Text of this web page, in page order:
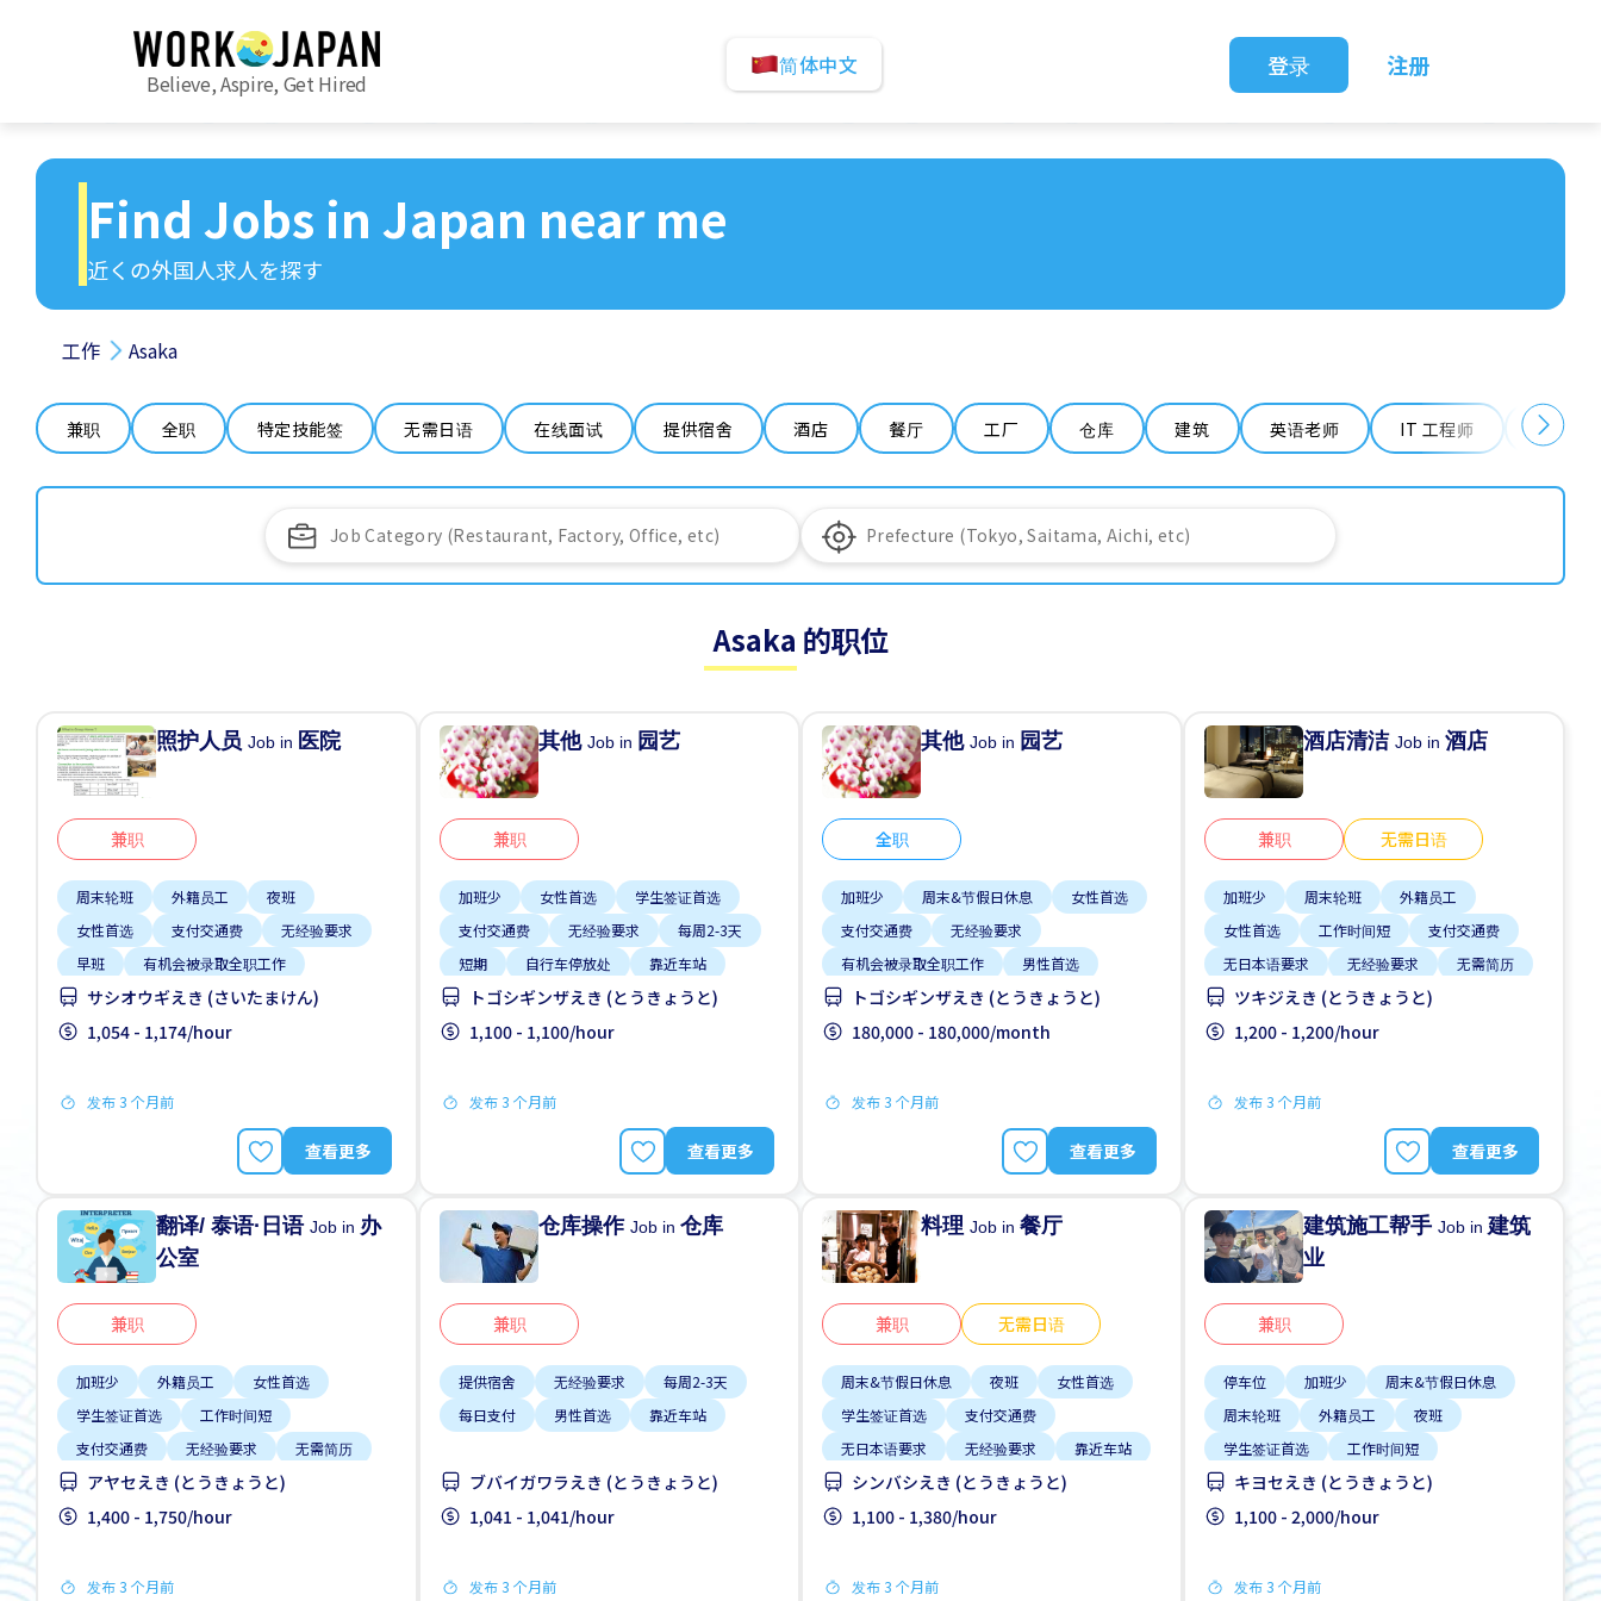
Believe, Aspire, Get Hired
简体中文 登录 注册
Find Jobs in Japan near me
近くの外国人求人を探す
工作 Asaka
兼职 全职 特定技能签 无需日语 在线面试 提供宿舍 酒店 餐厅 工厂 仓库 建筑 英语老师 IT 工程师 清洁
Asaka 的职位
照护人员Job in 医院
兼职
周末轮班 外籍员工
夜班
女性首选
支付交通费
无经验要求
早班
有机会被录取全职工作
每周2-3天
サシオウギえき (さいたまけん)
1,054 - 1,174/hour
发布 3 个月前
查看更多
其他Job in 园艺
兼职
加班少 女性首选
学生签证首选
支付交通费
无经验要求
每周2-3天
短期
自行车停放处 靠近车站
トゴシギンザえき (とうきょうと)
1,100 - 1,100/hour
发布 3 个月前
查看更多
其他Job in 园艺
全职
加班少 周末&节假日休息
女性首选
支付交通费
无经验要求
有机会被录取全职工作
男性首选
自行车停放处
靠近车站
トゴシギンザえき (とうきょうと)
180,000 - 180,000/month
发布 3 个月前
查看更多
酒店清洁Job in酒店
兼职 无需日语
加班少 周末轮班
外籍员工
女性首选
工作时间短
支付交通费
无日本语要求
无经验要求 无需简历
ツキジえき (とうきょうと)
1,200 - 1,200/hour
发布 3 个月前
查看更多
翻译/ 泰语·日语Job in 办
公室
兼职
加班少 外籍员工
女性首选
学生签证首选
工作时间短
支付交通费
无经验要求
无需简历
每周2-3天
アヤセえき (とうきょうと)
1,400 - 1,750/hour
发布 3 个月前
仓库操作Job in仓库
兼职
提供宿舍 无经验要求
每周2-3天
每日支付
男性首选 靠近车站
ブバイガワラえき (とうきょうと)
1,041 - 1,041/hour
发布 3 个月前
料理Job in餐厅
兼职 无需日语
周末&节假日休息 夜班
女性首选
学生签证首选
支付交通费
无日本语要求
无经验要求
靠近车站
高收入潜能
シンバシえき (とうきょうと)
1,100 - 1,380/hour
发布 3 个月前
建筑施工帮手Job in建筑
业
兼职
停车位 加班少
周末&节假日休息
周末轮班
外籍员工
夜班
学生签证首选
工作时间短
支付交通费
キヨセえき (とうきょうと)
1,100 - 2,000/hour
发布 3 个月前